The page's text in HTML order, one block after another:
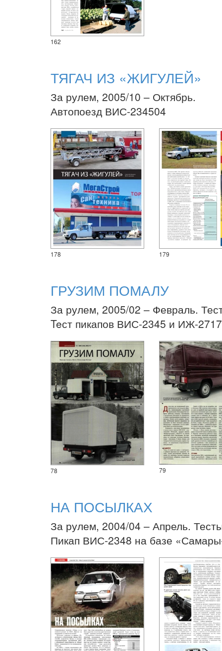
162
ТЯГАЧ ИЗ «ЖИГУЛЕЙ»
За рулем, 2005/10 – Октябрь.
Автопоезд ВИС-234504
178 179
ГРУЗИМ ПОМАЛУ
За рулем, 2005/02 – Февраль.
Teст пикапов ВИС-2345 и ИЖ-2717
78 79
НА ПОСЫЛКАХ
За рулем, 2004/04 – Апрель.
Пикап ВИС-2348 на базе